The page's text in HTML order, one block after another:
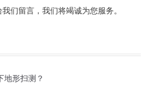
们留言，我们将竭诚为您服务。
地形扫测？